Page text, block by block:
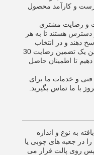
درست و کارآمد محصول
و رضایت مشتری
هستند تا به هر
دهند و در انتخاب
محصول و سفارش کمک کنند.ما همچنین یک تضمین رضایت 30
تا اطمینان حاصل
فنی و خدمات ما برای
به نوع و اندازه
در جعبه های چوبی یا
روی پالت قرار می